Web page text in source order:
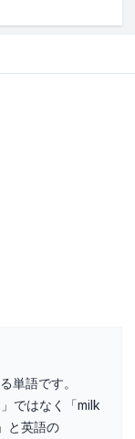
単語です。
ではなく「milk
と英語の